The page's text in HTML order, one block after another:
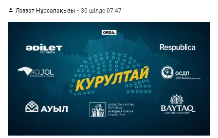
Ләззат Нұрсапақызы 30 шілде 07:47